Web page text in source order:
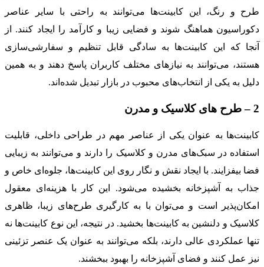
طرح و رنگ، این کابینت‌ها می‌توانند به راحتی با سایر عناصر
دکوراسیون هماهنگ شوند و فضایی زیبا و کارآمد را ایجاد کنند. از
آنجا که این کابینت‌ها به سادگی قابل تنظیم و سفارشی‌سازی
هستند، می‌توانند به نیازهای مختلف کاربران پاسخ دهند و به همین
دلیل به یکی از انتخاب‌های محبوب در بازار تبدیل شده‌اند.
2 – طرح های کلاسیک و مدرن
کابینت‌ها به عنوان یکی از عناصر مهم در طراحی داخلی، قابلیت
استفاده در سبک‌های مدرن و کلاسیک را دارند و می‌توانند به زیبایی
فضا بیفزایند. با ایجاد نقش و نگار روی این کابینت‌ها، جلوه‌ای خاص و
جذاب به آشپزخانه بخشیده می‌شود. این کار با هزینه‌ای معقول
امکان‌پذیر است و می‌توان با به کارگیری طرح‌های زیبا، ظاهری
کلاسیک و دلنشین به کابینت‌ها بخشید. در نتیجه، این نوع کابینت‌ها نه
تنها عملکردی عالی دارند، بلکه می‌توانند به عنوان یک عنصر تزئینی
نیز عمل کنند و فضای آشپزخانه را بهبود ببخشند.